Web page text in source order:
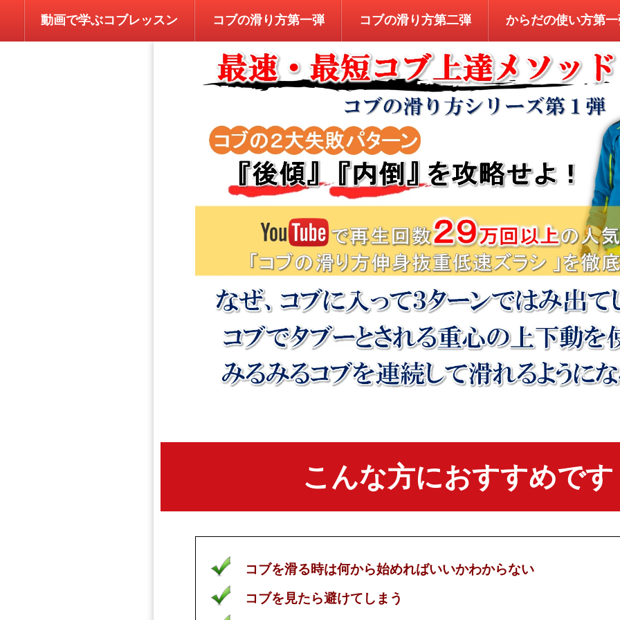
動画で学ぶコブレッスン コブの滑り方第一弾 コブの滑り方第二弾 からだの使い方第
こんな方におすすめです
コブを滑る時は何から始めればいいかわからない
コブを見たら避けてしまう